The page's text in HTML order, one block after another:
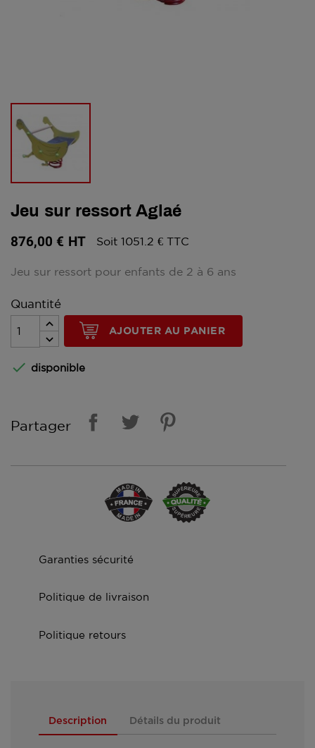
Jeu sur ressort Aglaé
876,00 € HT Soit 1051.2 € TTC
Jeu sur ressort pour enfants de 2 à 6 ans
Quantité
AJOUTER AU PANIER
 disponible
Partager
Garanties sécurité
Politique de livraison
Politique retours
Description Détails du produit